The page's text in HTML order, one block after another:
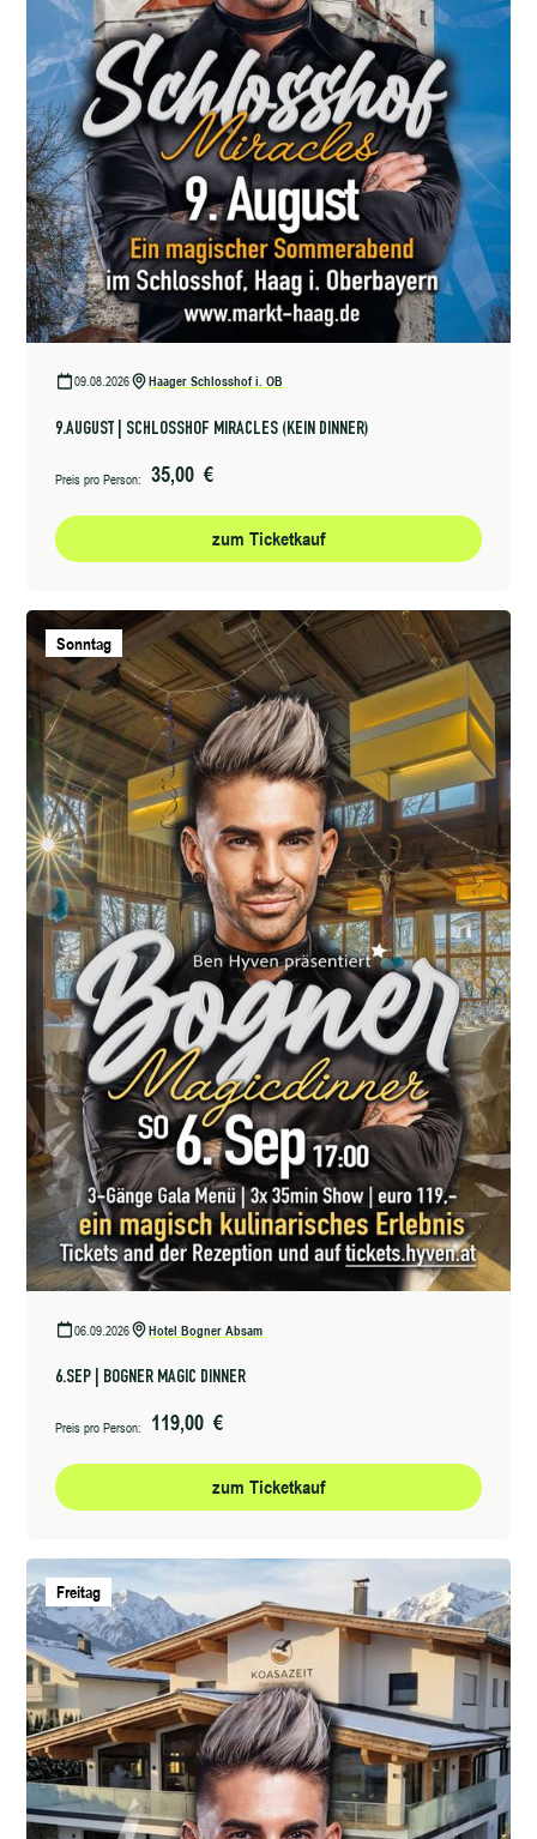
09.08.2026 Haager Schlosshof i. OB
9.AUGUST | SCHLOSSHOF MIRACLES (KEIN DINNER)
Preis pro Person: 35,00 €
zum Ticketkauf
Sonntag
06.09.2026 Hotel Bogner Absam
6.SEP | BOGNER MAGIC DINNER
Preis pro Person: 119,00 €
zum Ticketkauf
Freitag